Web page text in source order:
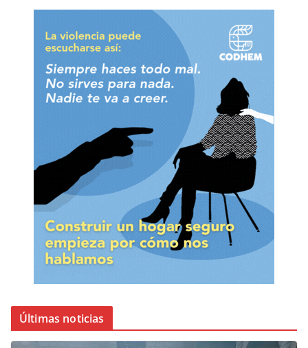
Últimas noticias